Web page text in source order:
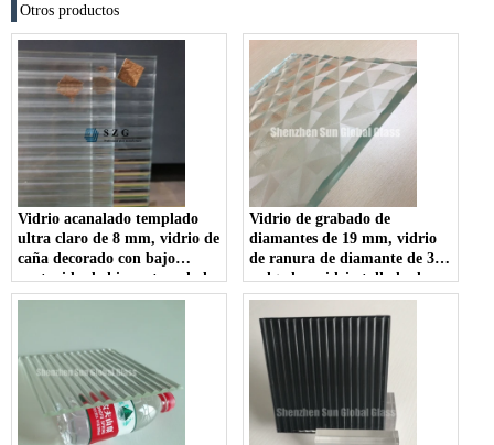
Otros productos
Vidrio acanalado templado
ultra claro de 8 mm, vidrio de
caña decorado con bajo
contenido de hierro templado,
vidrio interior de privacidad
Vidrio de grabado de
diamantes de 19 mm, vidrio
de ranura de diamante de 3/4
pulgadas, vidrio tallado de
diamante de 19 mm